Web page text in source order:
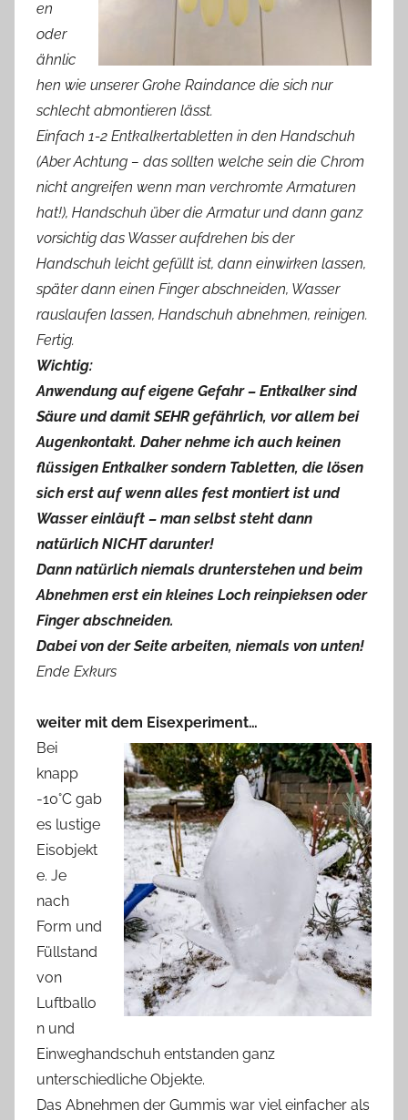
en
oder
ähnlic
hen wie unserer Grohe Raindance die sich nur
schlecht abmontieren lässt.
Einfach 1-2 Entkalkertabletten in den Handschuh
(Aber Achtung – das sollten welche sein die Chrom
nicht angreifen wenn man verchromte Armaturen
hat!), Handschuh über die Armatur und dann ganz
vorsichtig das Wasser aufdrehen bis der
Handschuh leicht gefüllt ist, dann einwirken lassen,
später dann einen Finger abschneiden, Wasser
rauslaufen lassen, Handschuh abnehmen, reinigen.
Fertig.
Wichtig:
Anwendung auf eigene Gefahr – Entkalker sind
Säure und damit SEHR gefährlich, vor allem bei
Augenkontakt. Daher nehme ich auch keinen
flüssigen Entkalker sondern Tabletten, die lösen
sich erst auf wenn alles fest montiert ist und
Wasser einläuft – man selbst steht dann
natürlich NICHT darunter!
Dann natürlich niemals drunterstehen und beim
Abnehmen erst ein kleines Loch reinpieksen oder
Finger abschneiden.
Dabei von der Seite arbeiten, niemals von unten!
Ende Exkurs
weiter mit dem Eisexperiment…
Bei
knapp
-10°C gab
es lustige
Eisobjekt
e. Je
nach
Form und
Füllstand
von
Luftballo
n und
Einweghandschuh entstanden ganz
unterschiedliche Objekte.
Das Abnehmen der Gummis war viel einfacher als